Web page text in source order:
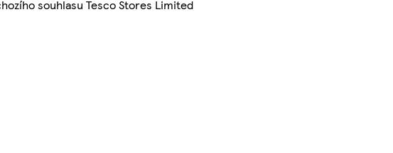
souhlasu Tesco Stores Limited